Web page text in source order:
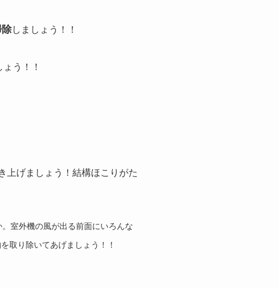
しましょう！！
ょう！！
上げましょう！結構ほこりがた
室外機の風が出る前面にいろんな
取り除いてあげましょう！！